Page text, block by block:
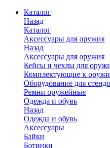
Каталог
Назад
Каталог
Аксессуары для оружия
Назад
Аксессуары для оружия
Кейсы и чехлы для
Комплектующие к
Оборудование для
Ремни оружейные
Одежда и обувь
Назад
Одежда и обувь
Аксессуары
Байки
Ботинки